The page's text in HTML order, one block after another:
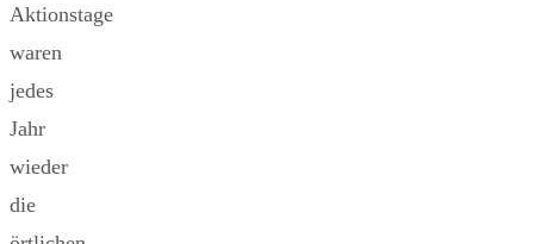
Aktionstage
waren
jedes
Jahr
wieder
die